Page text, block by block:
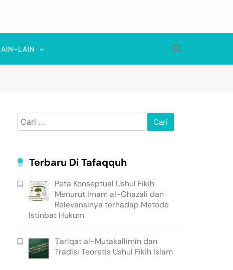
LAIN
Cari
untuk:
Terbaru Di Tafaqquh
Peta Konseptual Ushul Fikih
Menurut Imam al-Ghazali dan
Relevansinya terhadap Metode
Istinbat Hukum
Ṭarīqat al-Mutakallimīn dan
Tradisi Teoretis Ushul Fikih Islam